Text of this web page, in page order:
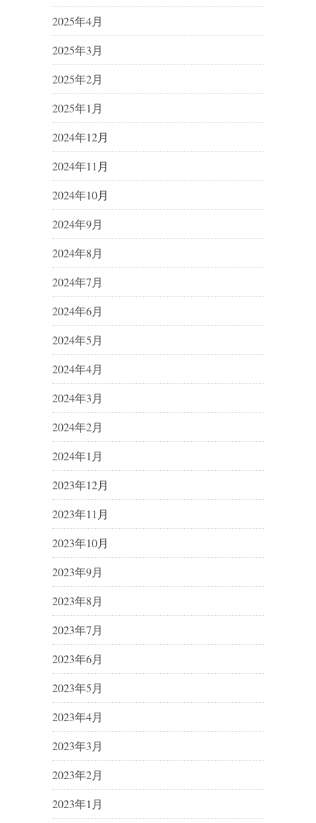
2025年4月
2025年3月
2025年2月
2025年1月
2024年12月
2024年11月
2024年10月
2024年9月
2024年8月
2024年7月
2024年6月
2024年5月
2024年4月
2024年3月
2024年2月
2024年1月
2023年12月
2023年11月
2023年10月
2023年9月
2023年8月
2023年7月
2023年6月
2023年5月
2023年4月
2023年3月
2023年2月
2023年1月